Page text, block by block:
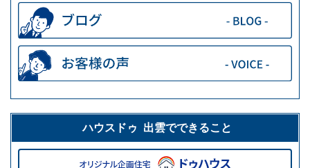
ハウスドゥ 出雲でできること